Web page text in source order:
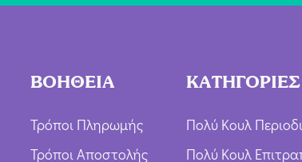
ΒΟΗΘΕΙΑ
Τρόποι Πληρωμής
Τρόποι Αποστολής
ΚΑΤΗΓΟΡΙΕΣ
Πολύ Κουλ
Πολύ Κουλ